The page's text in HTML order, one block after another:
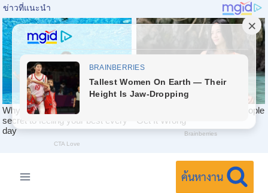
ค้นหางาน